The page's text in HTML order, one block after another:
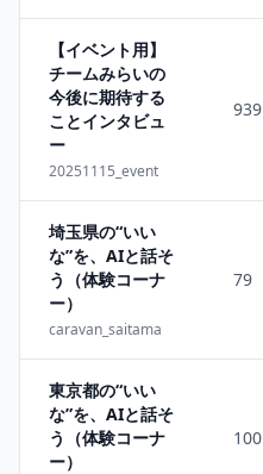
【イベント用】
チームみらいの
今後に期待する
ことインタビュ
ー
20251115_event
939
埼玉県の“いい
な”を、AIと話そ
う（体験コーナ
ー）
caravan_saitama
79
東京都の“いい
な”を、AIと話そ
う（体験コーナ
ー）
100